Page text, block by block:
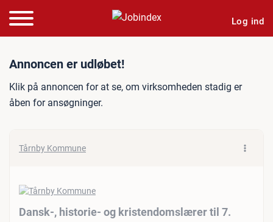
Log ind
Jobannonce: Dansk-,
Annoncen er udløbet!
Klik på annoncen for at se, om virksomheden stadig er
åben for ansøgninger.
Tårnby Kommune
Dansk-, historie- og kristendomslærer til 7.